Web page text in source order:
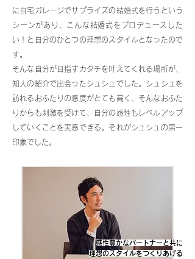
に自宅ガレージでサプライズの結婚式を行うという
シーンがあり、こんな結婚式をプロデュースした
い！と自分のひとつの理想のスタイルとなったので
す。
そんな自分が目指すカタチを叶えてくれる場所が、
知人の紹介で出会ったシュシュでした。シュシュを
訪れるおふたりの感度がとても高く、そんなおふた
りからも刺激を受けて、自分の感性もレベルアップ
していくことを実感できる。それがシュシュの第一
印象でした。
感性豊かなパートナーと共に
理想のスタイルをつくりあげる